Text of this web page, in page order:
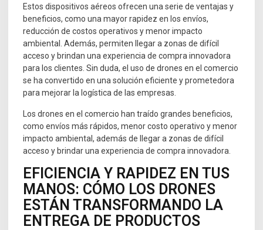
Estos dispositivos aéreos ofrecen una serie de ventajas y
beneficios, como una mayor rapidez en los envíos,
reducción de costos operativos y menor impacto
ambiental. Además, permiten llegar a zonas de difícil
acceso y brindan una experiencia de compra innovadora
para los clientes. Sin duda, el uso de drones en el comercio
se ha convertido en una solución eficiente y prometedora
para mejorar la logística de las empresas.
Los drones en el comercio han traído grandes beneficios,
como envíos más rápidos, menor costo operativo y menor
impacto ambiental, además de llegar a zonas de difícil
acceso y brindar una experiencia de compra innovadora.
EFICIENCIA Y RAPIDEZ EN TUS
MANOS: CÓMO LOS DRONES
ESTÁN TRANSFORMANDO LA
ENTREGA DE PRODUCTOS